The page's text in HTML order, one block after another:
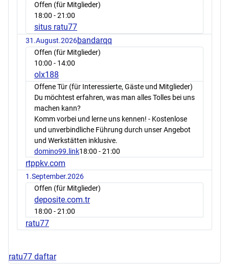
Offen (für Mitglieder)
18:00 - 21:00
situs ratu77
31.August.2026bandarqq
Offen (für Mitglieder)
10:00 - 14:00
olx188
Offene Tür (für Interessierte, Gäste und Mitglieder)
Du möchtest erfahren, was man alles Tolles bei uns
machen kann?
Komm vorbei und lerne uns kennen! - Kostenlose
und unverbindliche Führung durch unser Angebot
und Werkstätten inklusive.
domino99.link18:00 - 21:00
rtppkv.com
1.September.2026
Offen (für Mitglieder)
deposite.com.tr
18:00 - 21:00
ratu77
ratu77 daftar